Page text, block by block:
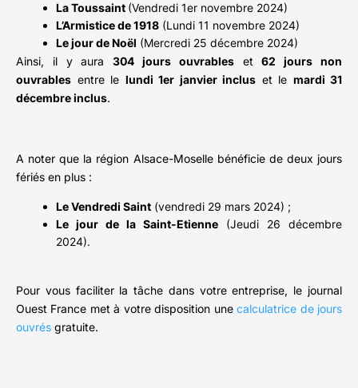
La Toussaint (Vendredi 1er novembre 2024)
L’Armistice de 1918 (Lundi 11 novembre 2024)
Le jour de Noël (Mercredi 25 décembre 2024)
Ainsi, il y aura304 jours ouvrableset62 jours non
ouvrables entre le lundi 1er janvier inclus et le mardi 31
décembre inclus.
A noter que la région Alsace-Moselle bénéficie de deux jours
fériés en plus :
Le Vendredi Saint (vendredi 29 mars 2024) ;
Le jour de la Saint-Etienne (Jeudi 26 décembre
2024).
Pour vous faciliter la tâche dans votre entreprise, le journal
Ouest France met à votre disposition unecalculatrice de jours
ouvrés gratuite.